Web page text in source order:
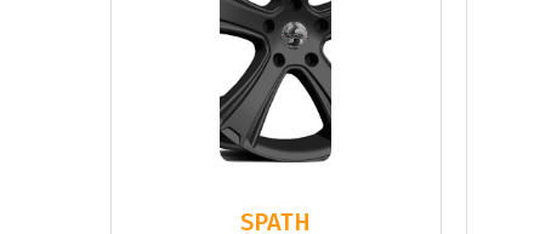
SPATH